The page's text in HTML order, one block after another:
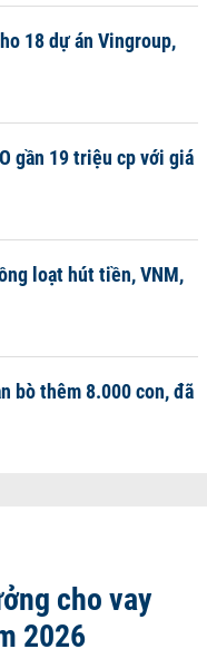
18 dự án Vingroup,
gần 19 triệu cp với giá
loạt hút tiền, VNM,
bò thêm 8.000 con, đã
cho vay
2026